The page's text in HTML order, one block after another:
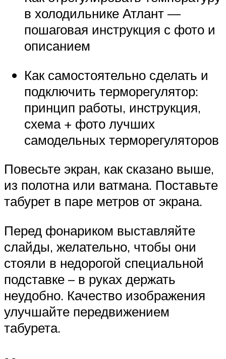
в холодильнике Атлант —
пошаговая инструкция с фото и
описанием
Как самостоятельно сделать и
подключить терморегулятор:
принцип работы, инструкция,
схема + фото лучших
самодельных терморегуляторов
Повесьте экран, как сказано выше,
из полотна или ватмана. Поставьте
табурет в паре метров от экрана.
Перед фонариком выставляйте
слайды, желательно, чтобы они
стояли в недорогой специальной
подставке – в руках держать
неудобно. Качество изображения
улучшайте передвижением
табурета.